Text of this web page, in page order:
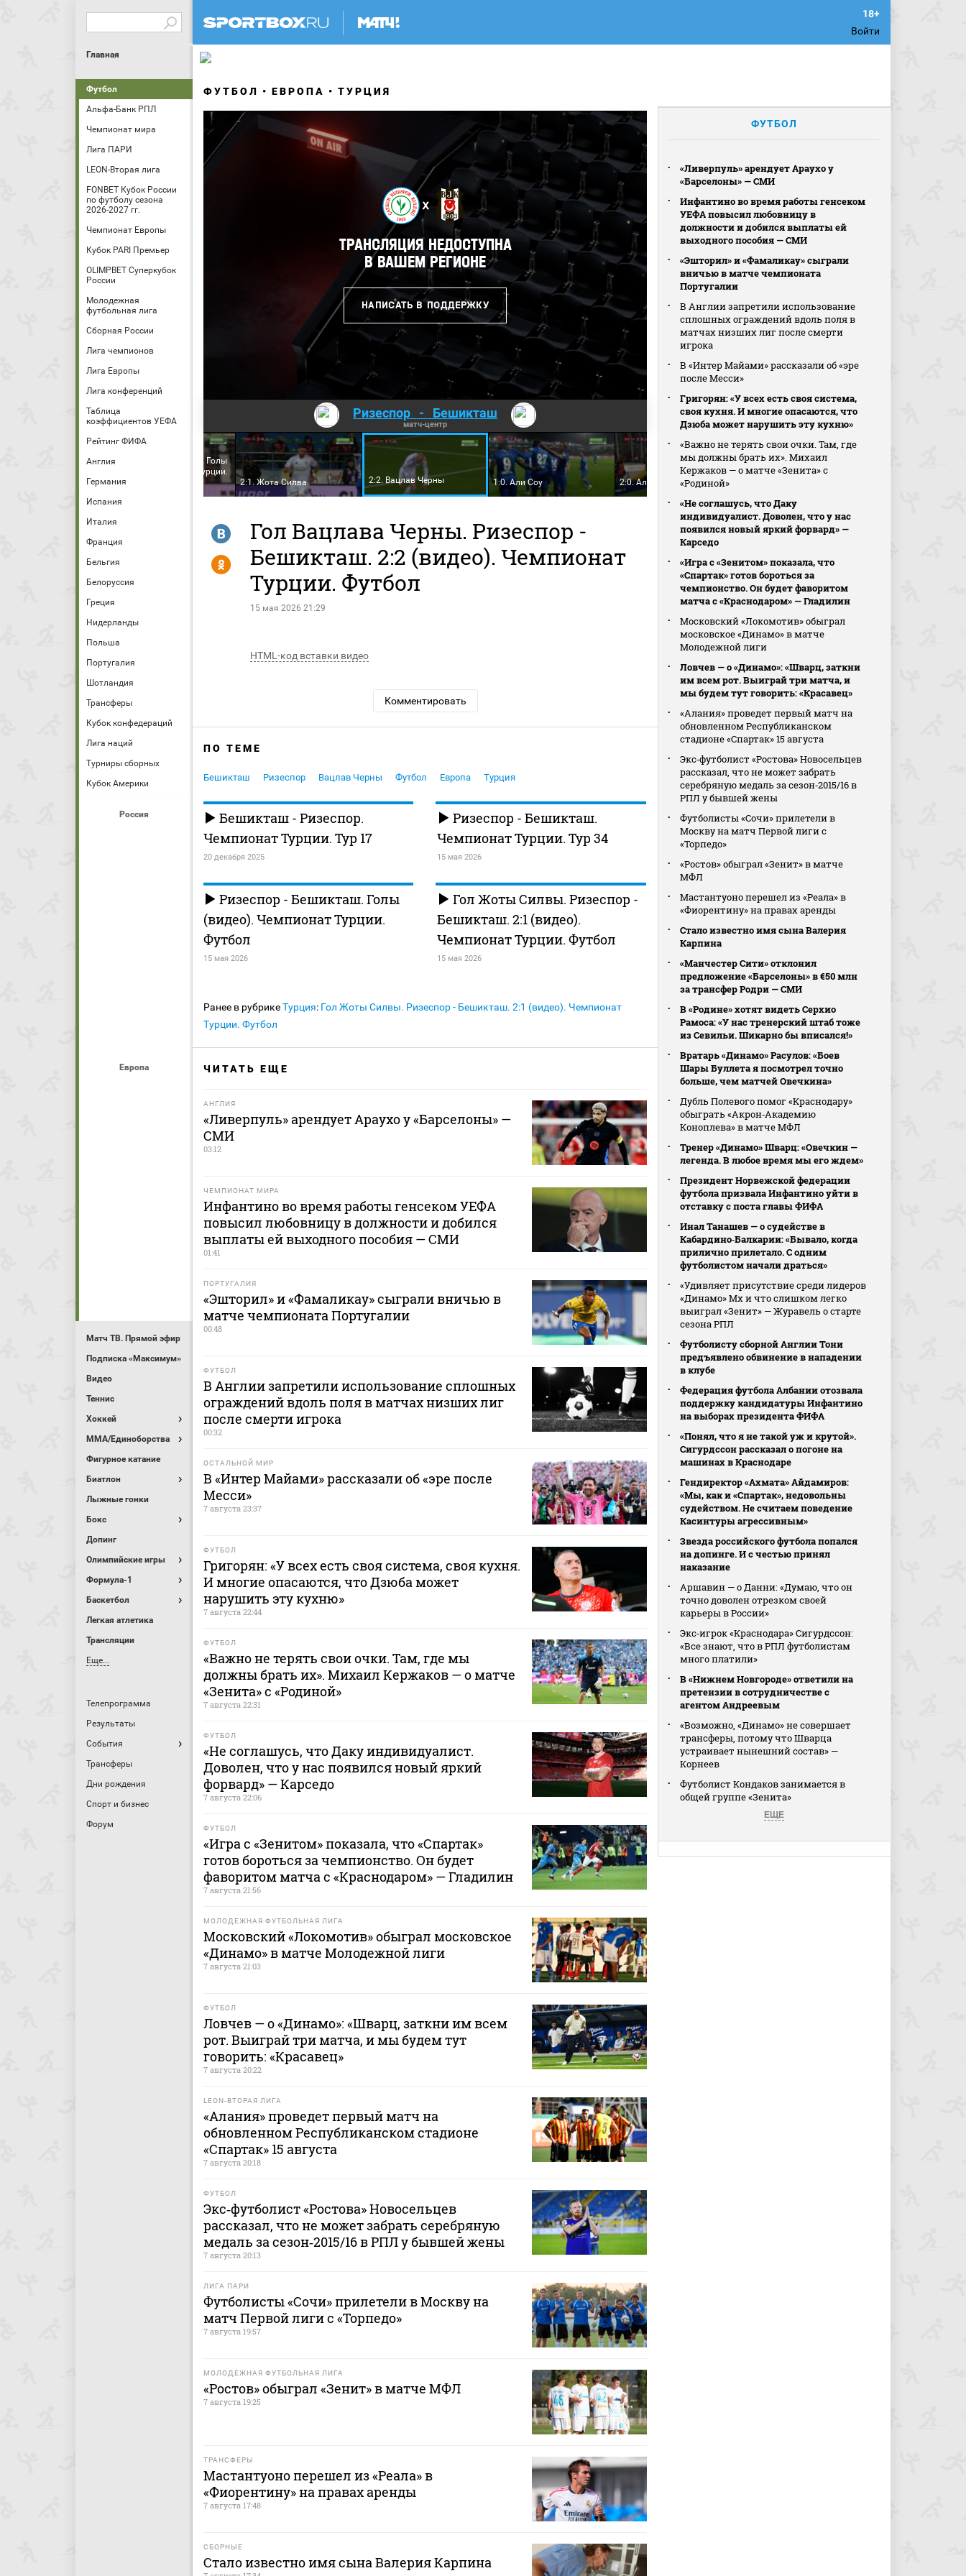
Войти
Главная
Футбол
Альфа-Банк РПЛ
Чемпионат мира
Лига ПАРИ
LEON-Вторая лига
FONBET Кубок России
по футболу сезона
2026-2027 гг.
Чемпионат Европы
Кубок PARI Премьер
OLIMPBET Суперкубок
России
Молодежная
футбольная лига
Сборная России
Лига чемпионов
Лига Европы
Лига конференций
Таблица
коэффициентов УЕФА
Рейтинг ФИФА
Англия
Германия
Испания
Италия
Франция
Бельгия
Белоруссия
Греция
Нидерланды
Польша
Португалия
Шотландия
Трансферы
Кубок конфедераций
Лига наций
Турниры сборных
Кубок Америки
Россия
Европа
Матч ТВ. Прямой эфир
Подписка «Максимум»
Видео
Теннис
Хоккей
MMA/Единоборства
Фигурное катание
Биатлон
Лыжные гонки
Бокс
Допинг
Олимпийские игры
Формула-1
Баскетбол
Легкая атлетика
Трансляции
Еще...
Телепрограмма
Результаты
События
Трансферы
Дни рождения
Спорт и бизнес
Форум
ФУТБОЛ ЕВРОПА ТУРЦИЯ
Ризеспор - Бешикташ
матч-центр
Турции. Тур 34
Ризеспор - Бешикташ. Голы
(видео). Чемпионат Турции.
Футбол
2:1. Жота Силва 2:2. Вацлав Черны 1:0. Али Соу 2:0. Али Соу
Гол Вацлава Черны. Ризеспор -
Бешикташ. 2:2 (видео). Чемпионат
Турции. Футбол
15 мая 2026 21:29
R
Y
HTML-код вставки видео
Комментировать
ПО ТЕМЕ
Бешикташ Ризеспор Вацлав Черны Футбол Европа Турция
Бешикташ - Ризеспор.
Чемпионат Турции. Тур 17
20 декабря 2025
Ризеспор - Бешикташ.
Чемпионат Турции. Тур 34
15 мая 2026
Ризеспор - Бешикташ. Голы
(видео). Чемпионат Турции.
Футбол
15 мая 2026
Гол Жоты Силвы. Ризеспор -
Бешикташ. 2:1 (видео).
Чемпионат Турции. Футбол
15 мая 2026
Ранее в рубрикеТурция: Гол Жоты Силвы. Ризеспор - Бешикташ. 2:1 (видео). Чемпионат
Турции. Футбол
ЧИТАТЬ ЕЩЕ
АНГЛИЯ
«Ливерпуль» арендует Араухо у «Барселоны» —
СМИ
03:12
ЧЕМПИОНАТ МИРА
Инфантино во время работы генсеком УЕФА
повысил любовницу в должности и добился
выплаты ей выходного пособия — СМИ
01:41
ПОРТУГАЛИЯ
«Эшторил» и «Фамаликау» сыграли вничью в
матче чемпионата Португалии
00:48
ФУТБОЛ
В Англии запретили использование сплошных
ограждений вдоль поля в матчах низших лиг
после смерти игрока
00:32
ОСТАЛЬНОЙ МИР
В «Интер Майами» рассказали об «эре после
Месси»
7 августа 23:37
ФУТБОЛ
Григорян: «У всех есть своя система, своя кухня.
И многие опасаются, что Дзюба может
нарушить эту кухню»
7 августа 22:44
ФУТБОЛ
«Важно не терять свои очки. Там, где мы
должны брать их». Михаил Кержаков — о матче
«Зенита» с «Родиной»
7 августа 22:31
ФУТБОЛ
«Не соглашусь, что Даку индивидуалист.
Доволен, что у нас появился новый яркий
форвард» — Карседо
7 августа 22:06
ФУТБОЛ
«Игра с «Зенитом» показала, что «Спартак»
готов бороться за чемпионство. Он будет
фаворитом матча с «Краснодаром» — Гладилин
7 августа 21:56
МОЛОДЕЖНАЯ ФУТБОЛЬНАЯ ЛИГА
Московский «Локомотив» обыграл московское
«Динамо» в матче Молодежной лиги
7 августа 21:03
ФУТБОЛ
Ловчев — о «Динамо»: «Шварц, заткни им всем
рот. Выиграй три матча, и мы будем тут
говорить: «Красавец»
7 августа 20:22
LEON-ВТОРАЯ ЛИГА
«Алания» проведет первый матч на
обновленном Республиканском стадионе
«Спартак» 15 августа
7 августа 20:18
ФУТБОЛ
Экс‑футболист «Ростова» Новосельцев
рассказал, что не может забрать серебряную
медаль за сезон‑2015/16 в РПЛ у бывшей жены
7 августа 20:13
ЛИГА ПАРИ
Футболисты «Сочи» прилетели в Москву на
матч Первой лиги с «Торпедо»
7 августа 19:57
МОЛОДЕЖНАЯ ФУТБОЛЬНАЯ ЛИГА
«Ростов» обыграл «Зенит» в матче МФЛ
7 августа 19:25
ТРАНСФЕРЫ
Мастантуоно перешел из «Реала» в
«Фиорентину» на правах аренды
7 августа 17:48
СБОРНЫЕ
Стало известно имя сына Валерия Карпина
ФУТБОЛ
«Ливерпуль» арендует Араухо у
«Барселоны» — СМИ
Инфантино во время работы генсеком
УЕФА повысил любовницу в
должности и добился выплаты ей
выходного пособия — СМИ
«Эшторил» и «Фамаликау» сыграли
вничью в матче чемпионата
Португалии
В Англии запретили использование
сплошных ограждений вдоль поля в
матчах низших лиг после смерти
игрока
В «Интер Майами» рассказали об «эре
после Месси»
Григорян: «У всех есть своя система,
своя кухня. И многие опасаются, что
Дзюба может нарушить эту кухню»
«Важно не терять свои очки. Там, где
мы должны брать их». Михаил
Кержаков — о матче «Зенита» с
«Родиной»
«Не соглашусь, что Даку
индивидуалист. Доволен, что у нас
появился новый яркий форвард» —
Карседо
«Игра с «Зенитом» показала, что
«Спартак» готов бороться за
чемпионство. Он будет фаворитом
матча с «Краснодаром» — Гладилин
Московский «Локомотив» обыграл
московское «Динамо» в матче
Молодежной лиги
Ловчев — о «Динамо»: «Шварц, заткни
им всем рот. Выиграй три матча, и
мы будем тут говорить: «Красавец»
«Алания» проведет первый матч на
обновленном Республиканском
стадионе «Спартак» 15 августа
Экс‑футболист «Ростова» Новосельцев
рассказал, что не может забрать
серебряную медаль за сезон‑2015/16 в
РПЛ у бывшей жены
Футболисты «Сочи» прилетели в
Москву на матч Первой лиги с
«Торпедо»
«Ростов» обыграл «Зенит» в матче
МФЛ
Мастантуоно перешел из «Реала» в
«Фиорентину» на правах аренды
Стало известно имя сына Валерия
Карпина
«Манчестер Сити» отклонил
предложение «Барселоны» в €50 млн
за трансфер Родри — СМИ
В «Родине» хотят видеть Серхио
Рамоса: «У нас тренерский штаб тоже
из Севильи. Шикарно бы вписался!»
Вратарь «Динамо» Расулов: «Боев
Шары Буллета я посмотрел точно
больше, чем матчей Овечкина»
Дубль Полевого помог «Краснодару»
обыграть «Акрон‑Академию
Коноплева» в матче МФЛ
Тренер «Динамо» Шварц: «Овечкин —
легенда. В любое время мы его ждем»
Президент Норвежской федерации
футбола призвала Инфантино уйти в
отставку с поста главы ФИФА
Инал Танашев — о судействе в
Кабардино‑Балкарии: «Бывало, когда
прилично прилетало. С одним
футболистом начали драться»
«Удивляет присутствие среди лидеров
«Динамо» Мх и что слишком легко
выиграл «Зенит» — Журавель о старте
сезона РПЛ
Футболисту сборной Англии Тони
предъявлено обвинение в нападении
в клубе
Федерация футбола Албании отозвала
поддержку кандидатуры Инфантино
на выборах президента ФИФА
«Понял, что я не такой уж и крутой».
Сигурдссон рассказал о погоне на
машинах в Краснодаре
Гендиректор «Ахмата» Айдамиров:
«Мы, как и «Спартак», недовольны
судейством. Не считаем поведение
Касинтуры агрессивным»
Звезда российского футбола попался
на допинге. И с честью принял
наказание
Аршавин — о Данни: «Думаю, что он
точно доволен отрезком своей
карьеры в России»
Экс‑игрок «Краснодара» Сигурдссон:
«Все знают, что в РПЛ футболистам
много платили»
В «Нижнем Новгороде» ответили на
претензии в сотрудничестве с
агентом Андреевым
«Возможно, «Динамо» не совершает
трансферы, потому что Шварца
устраивает нынешний состав» —
Корнеев
Футболист Кондаков занимается в
общей группе «Зенита»
ЕЩЕ